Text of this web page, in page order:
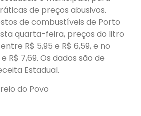
de preços abusivos.
de combustíveis de Porto
quarta-feira, preços do litro
R$ 5,95 e R$ 6,59, e no
R$ 7,69. Os dados são de
Estadual.
do Povo